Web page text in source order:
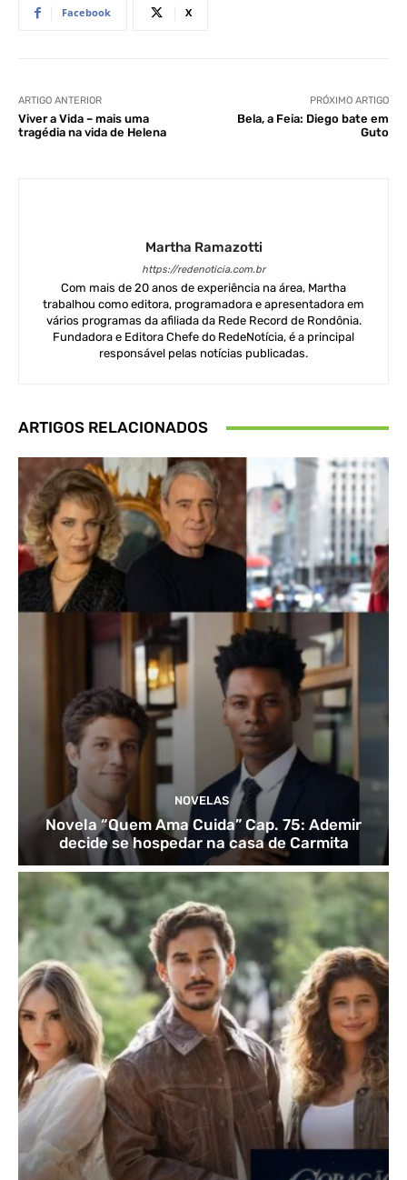
Facebook X
ARTIGO ANTERIOR
Viver a Vida – mais uma
tragédia na vida de Helena
PRÓXIMO ARTIGO
Bela, a Feia: Diego bate em
Guto
Martha Ramazotti
https://redenoticia.com.br
Com mais de 20 anos de experiência na área, Martha
trabalhou como editora, programadora e apresentadora em
vários programas da afiliada da Rede Record de Rondônia.
Fundadora e Editora Chefe do RedeNotícia, é a principal
responsável pelas notícias publicadas.
ARTIGOS RELACIONADOS
NOVELAS
Novela “Quem Ama Cuida” Cap. 75: Ademir
decide se hospedar na casa de Carmita